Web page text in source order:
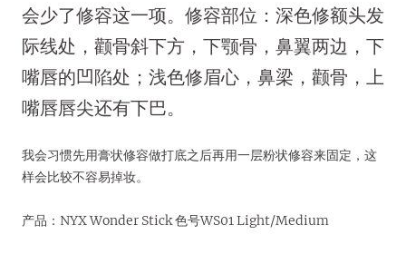
会少了修容这一项。修容部位：深色修额头发
际线处，颧骨斜下方，下颚骨，鼻翼两边，下
嘴唇的凹陷处；浅色修眉心，鼻梁，颧骨，上
嘴唇唇尖还有下巴。
我会习惯先用膏状修容做打底之后再用一层粉状修容来固定，这
样会比较不容易掉妆。
产品：NYX Wonder Stick 色号WS01 Light/Medium